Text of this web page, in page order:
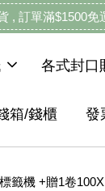
, 訂單滿$1500免
各式封口
箱/錢櫃 發
籤機 +贈1卷